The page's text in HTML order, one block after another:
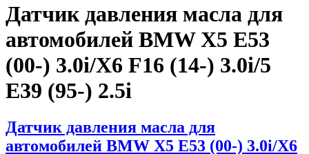
Датчик давления масла для
автомобилей BMW X5 E53
(00-) 3.0i/X6 F16 (14-) 3.0i/5
E39 (95-) 2.5i
Датчик давления масла для
автомобилей BMW X5 E53 (00-) 3.0i/X6